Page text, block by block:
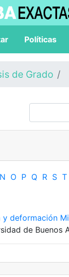
Políticas
de Grado
N O P Q R S T
y deformación
de Buenos